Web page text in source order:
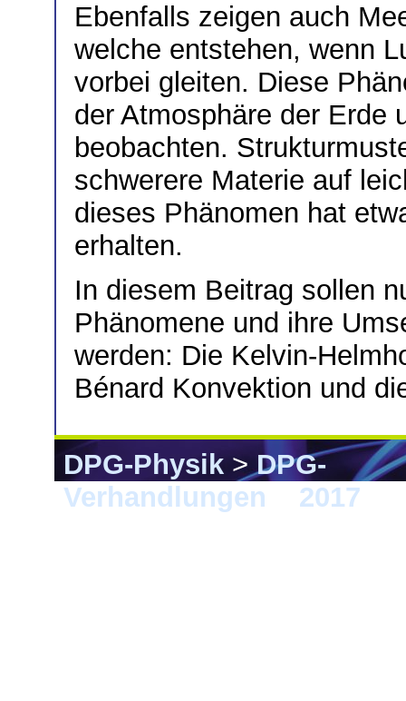
Ebenfalls zeigen auch
welche entstehen, wenn
vorbei gleiten. Diese
der Atmosphäre der Erde
beobachten.
schwerere Materie auf
dieses Phänomen hat
erhalten.
In diesem Beitrag sollen
Phänomene und ihre
werden: Die Kelvin-
Bénard Konvektion und
DPG-Physik>DPG-
Verhandlungen
2017